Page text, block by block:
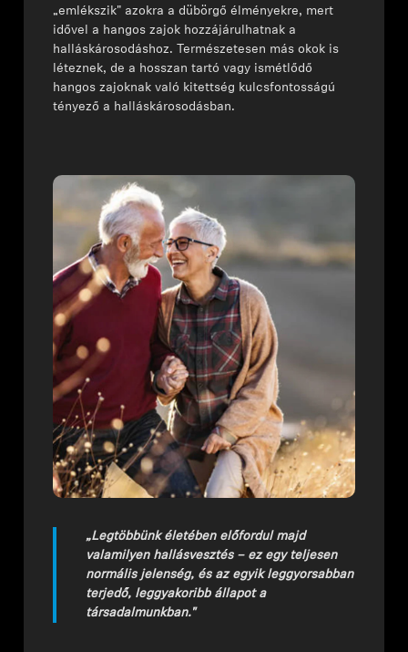
Hallás
Hallás kategóriák szerint
Hallási információk
Eredeti hallási alkatrészek és tartozékok
Soundbarok
AMBEO soundbarok és mélynyomók
Fedezd fel az AMBEO-t
AMBEO alkatrészek és tartozékok
Innovációk
„emlékszik" azokra a dübörgő élményekre, mert
idővel a hangos zajok hozzájárulhatnak a
halláskárosodáshoz. Természetesen más okok is
léteznek, de a hosszan tartó vagy ismétlődő
hangos zajoknak való kitettség kulcsfontosságú
tényező a halláskárosodásban.
„Legtöbbünk életében előfordul majd
valamilyen hallásvesztés – ez egy teljesen
normális jelenség, és az egyik leggyorsabban
terjedő, leggyakoribb állapot a
társadalmunkban."